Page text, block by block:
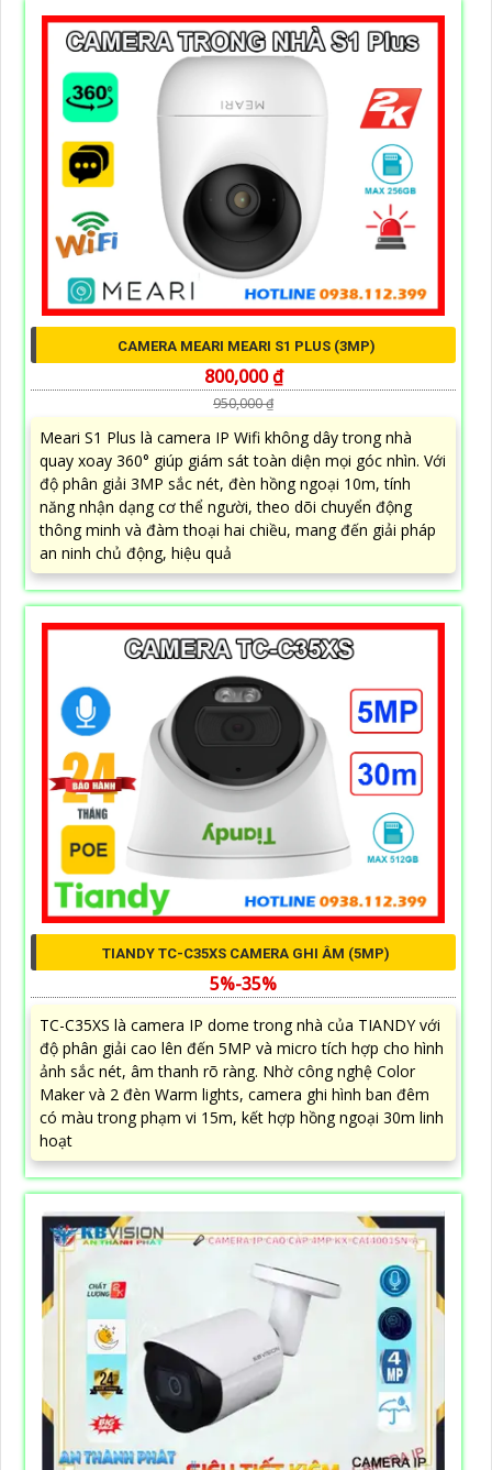
CAMERA MEARI MEARI S1 PLUS (3MP)
800,000 ₫
950,000 ₫
Meari S1 Plus là camera IP Wifi không dây trong nhà
quay xoay 360° giúp giám sát toàn diện mọi góc nhìn. Với
độ phân giải 3MP sắc nét, đèn hồng ngoại 10m, tính
năng nhận dạng cơ thể người, theo dõi chuyển động
thông minh và đàm thoại hai chiều, mang đến giải pháp
an ninh chủ động, hiệu quả
TIANDY TC-C35XS CAMERA GHI ÂM (5MP)
5%-35%
TC-C35XS là camera IP dome trong nhà của TIANDY với
độ phân giải cao lên đến 5MP và micro tích hợp cho hình
ảnh sắc nét, âm thanh rõ ràng. Nhờ công nghệ Color
Maker và 2 đèn Warm lights, camera ghi hình ban đêm
có màu trong phạm vi 15m, kết hợp hồng ngoại 30m linh
hoạt